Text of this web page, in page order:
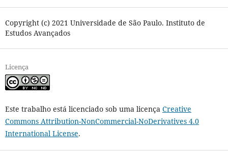
Copyright (c) 2021 Universidade de São Paulo. Instituto de
Estudos Avançados
Licença
Este trabalho está licenciado sob uma licença Creative
Commons Attribution-NonCommercial-NoDerivatives 4.0
International License.